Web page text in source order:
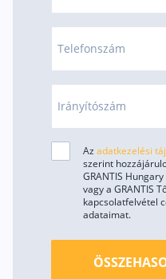
Telefonszám
Irányítószám
Az adatkezelési
szerint
GRANTIS
vagy a GRANTIS
kapcsolatfelvétel
adataimat.